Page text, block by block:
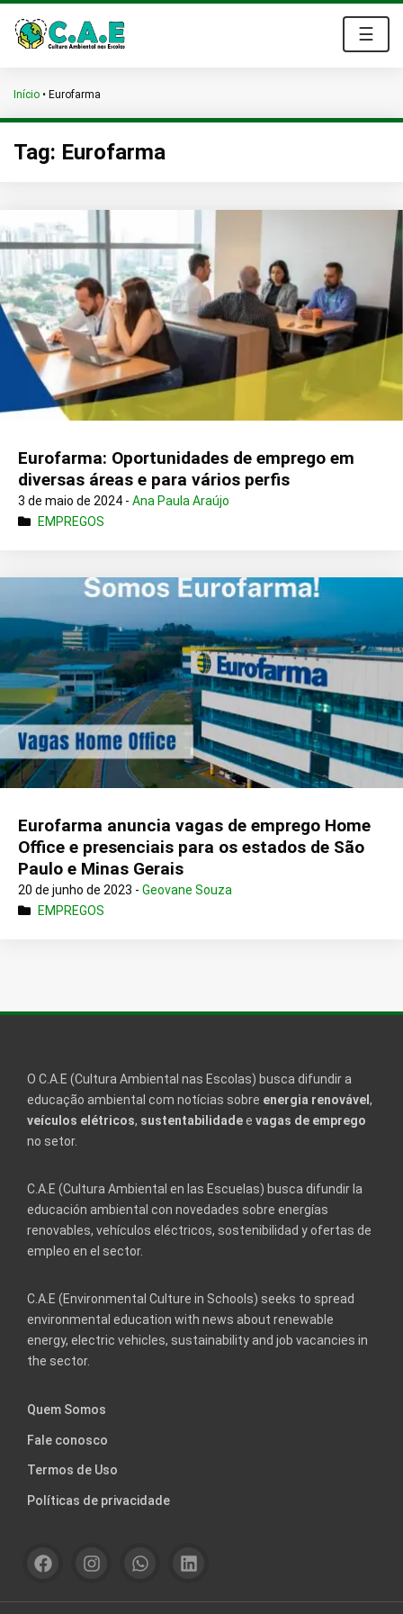
☰
Início • Eurofarma
Tag: Eurofarma
Eurofarma: Oportunidades de emprego em
diversas áreas e para vários perfis
3 de maio de 2024 - Ana Paula Araújo
EMPREGOS
Eurofarma anuncia vagas de emprego Home
Office e presenciais para os estados de São
Paulo e Minas Gerais
20 de junho de 2023 - Geovane Souza
EMPREGOS
O C.A.E (Cultura Ambiental nas Escolas) busca difundir a
educação ambiental com notícias sobre energia renovável ,
veículos elétricos, sustentabilidadee vagas de emprego
no setor.
C.A.E (Cultura Ambiental en las Escuelas) busca difundir la
educación ambiental con novedades sobre energías
renovables, vehículos eléctricos, sostenibilidad y ofertas de
empleo en el sector.
C.A.E (Environmental Culture in Schools) seeks to spread
environmental education with news about renewable
energy, electric vehicles, sustainability and job vacancies in
the sector.
Quem Somos
Fale conosco
Termos de Uso
Políticas de privacidade